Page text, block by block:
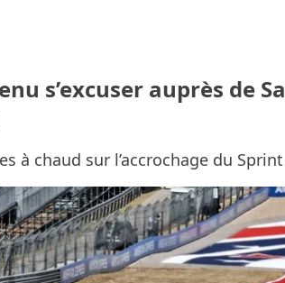
s’excuser auprès de
à chaud sur l’accrochage du